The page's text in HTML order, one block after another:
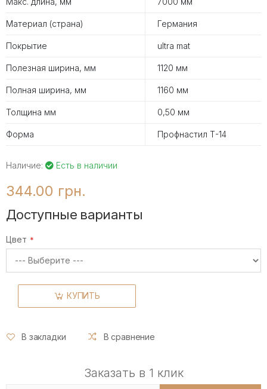
Материал (страна) Германия
Покрытие ultra mat
Полезная ширина, мм 1120 мм
Полная ширина, мм 1160 мм
Толщина мм 0,50 мм
Форма Профнастил Т-14
Наличие: Есть в наличии
344.00 грн.
Доступные варианты
Цвет
КУПИТЬ
В закладки В сравнение
Заказать в 1 клик